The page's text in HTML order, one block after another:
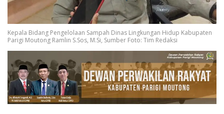
Kepala Bidang Pengelolaan Sampah Dinas Lingkungan Hidup Kabupaten
Parigi Moutong Ramlin S.Sos, M.Si, Sumber Foto: Tim Redaksi